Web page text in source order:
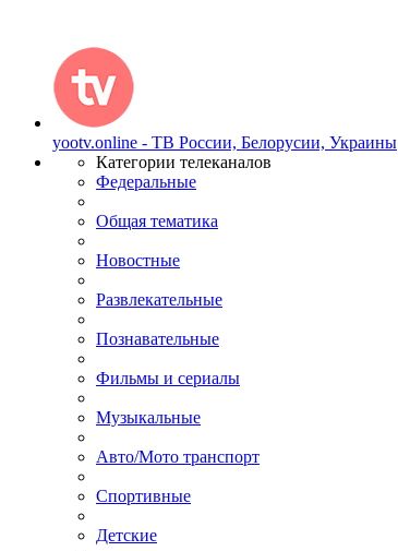
yootv.online - ТВ России, Белорусии, Украины
Категории телеканалов
Федеральные
Общая тематика
Новостные
Развлекательные
Познавательные
Фильмы и сериалы
Музыкальные
Авто/Мото транспорт
Спортивные
Детские